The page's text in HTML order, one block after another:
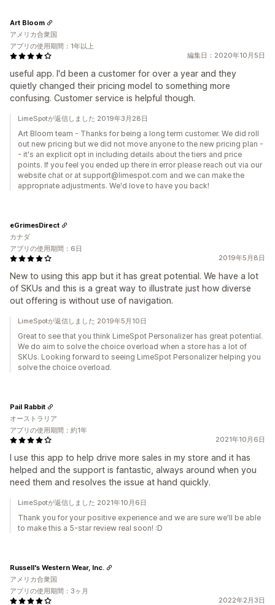
編集日：2020年10月5日
useful app. I'd been a customer for over a year and they
quietly changed their pricing model to something more
confusing. Customer service is helpful though.
Art Bloom
アメリカ合衆国
アプリの使用期間：1年以上
LimeSpotが返信しました 2019年3月28日
Art Bloom team - Thanks for being a long term customer. We did roll
out new pricing but we did not move anyone to the new pricing plan -
- it's an explicit opt in including details about the tiers and price
points. If you feel you ended up there in error please reach out via our
website chat or at support@limespot.com and we can make the
appropriate adjustments. We'd love to have you back!
2019年5月8日
New to using this app but it has great potential. We have a lot
of SKUs and this is a great way to illustrate just how diverse
out offering is without use of navigation.
eGrimesDirect
カナダ
アプリの使用期間：6日
LimeSpotが返信しました 2019年5月10日
Great to see that you think LimeSpot Personalizer has great potential.
We do aim to solve the choice overload when a store has a lot of
SKUs. Looking forward to seeing LimeSpot Personalizer helping you
solve the choice overload.
2021年10月6日
I use this app to help drive more sales in my store and it has
helped and the support is fantastic, always around when you
need them and resolves the issue at hand quickly.
Pail Rabbit
オーストラリア
アプリの使用期間：約1年
LimeSpotが返信しました 2021年10月6日
Thank you for your positive experience and we are sure we'll be able
to make this a 5-star review real soon! :D
2022年2月3日
Russell's Western Wear, Inc.
アメリカ合衆国
アプリの使用期間：3ヶ月